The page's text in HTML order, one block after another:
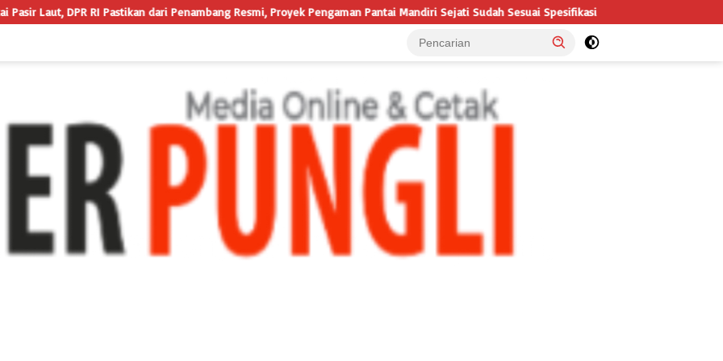
Resmi, Proyek Pengaman Pantai Mandiri Sejati Sudah Sesuai Spesifikasi LSM TRIGA NUSANTARA INDONESIA LAYANGKAN